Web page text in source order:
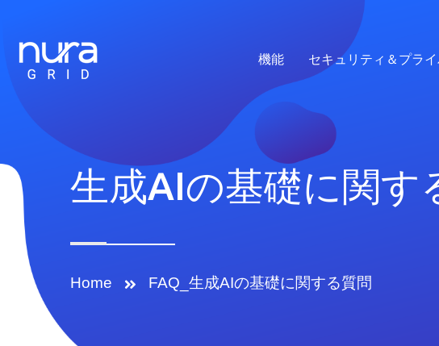
機能 セキュリティ＆プラ
生成AIの基礎に関す
Home FAQ_生成AIの基礎に関する質問